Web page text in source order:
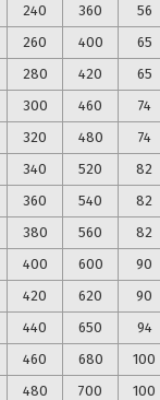
240 360 56
260 400 65
280 420 65
300 460 74
320 480 74
340 520 82
360 540 82
380 560 82
400 600 90
420 620 90
440 650 94
460 680 100
480 700 100